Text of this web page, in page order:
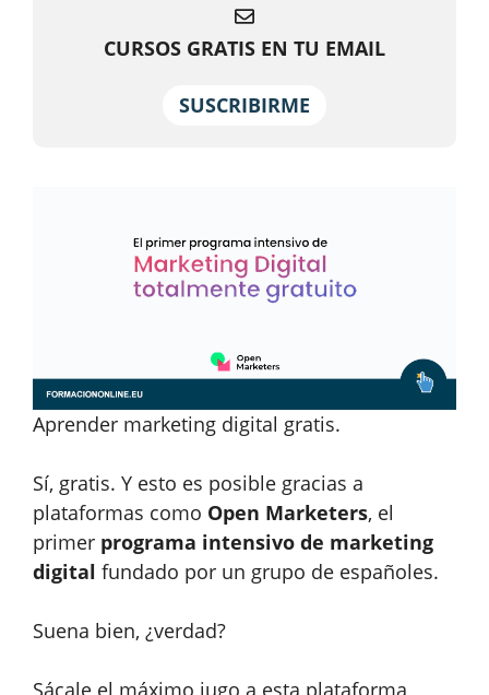
CURSOS GRATIS EN TU EMAIL
SUSCRIBIRME
Aprender marketing digital gratis.
Sí, gratis. Y esto es posible gracias a
plataformas como Open Marketers, el
primer programa intensivo de marketing
digital fundado por un grupo de españoles.
Suena bien, ¿verdad?
Sácale el máximo jugo a esta plataforma